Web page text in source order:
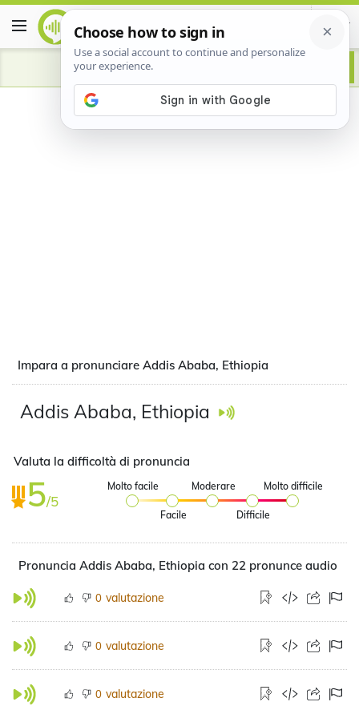
Advertisement
Impara a pronunciare Addis Ababa, Ethiopia
Addis Ababa, Ethiopia
Valuta la difficoltà di pronuncia
5/5
Molto facile
Facile
Moderare
Difficile
Molto difficile
Pronuncia Addis Ababa, Ethiopia con 22 pronunce audio
0 valutazione
0 valutazione
0 valutazione